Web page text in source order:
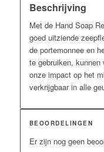
Beschrijving
Met de Hand Soap
goed uitziende
de portemonnee en
te gebruiken, kunnen
onze impact op het
verkrijgbaar in alle
BEOORDELINGEN
Er zijn nog geen